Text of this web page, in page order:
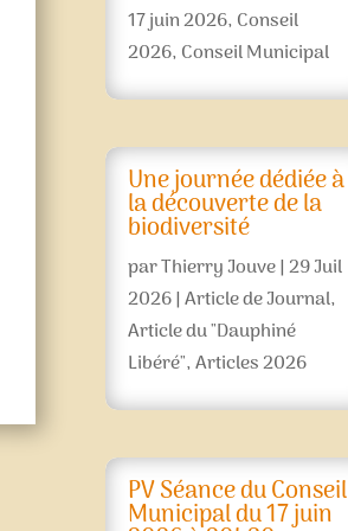
17 juin 2026, Conseil
2026, Conseil Municipal
Une journée dédiée à
la découverte de la
biodiversité
parThierry Jouve|29 Juil
2026|Article de Journal,
Article du "Dauphiné
Libéré",Articles 2026
PV Séance du Conseil
Municipal du 17 juin